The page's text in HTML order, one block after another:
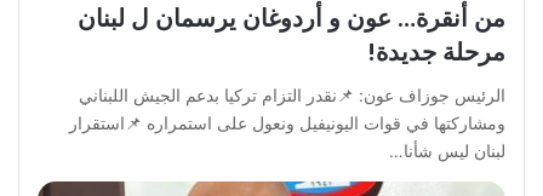
من أنقرة… عون و أردوغان يرسمان ل لبنان
مرحلة جديدة!
الرئيس جوزاف عون: 📌نقدر التزام تركيا بدعم الجيش اللبناني
ومشاركتها في قوات اليونيفيل ونعول على استمراره 📌استقرار
لبنان ليس شأنا…